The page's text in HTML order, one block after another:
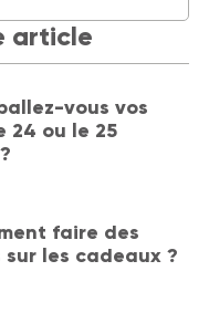
article
vous vos
24 ou le 25
faire des
sur les cadeaux ?